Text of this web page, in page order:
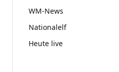
WM-News
Nationalelf
Heute live